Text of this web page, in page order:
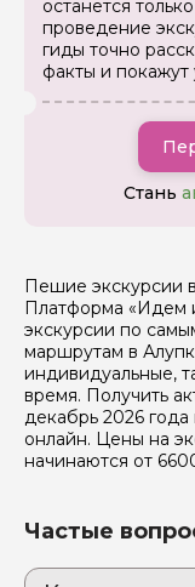
останется
проведение
гиды точно
факты и
Стань
Пешие экскурсии
Платформа «Идем
экскурсии по
маршрутам в
индивидуальные,
время. Получить
декабрь 2026
онлайн. Цены на
начинаются от
Частые
Я даю своё
данных